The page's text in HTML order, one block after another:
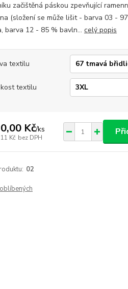
začištěná páskou zpevňující
(složení se může lišit - barva 03 -
barva 12 - 85 % bavln... celý popis
textilu
textilu
Kč/ks
Kč bez DPH
02